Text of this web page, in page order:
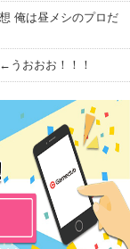
俺は昼メシのプロだ
うおおお！！！